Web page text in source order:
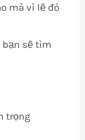
mà vì lẽ đó
bạn sẽ tìm
trọng